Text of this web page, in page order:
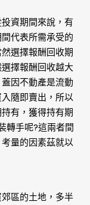
資期間來說，有
代表所需承受的
選擇報酬回收期
擇報酬回收越大
因不動產是流動
隨即賣出，所以
有，獲得持有期
轉手呢?這兩者間
量的因素茲就以
區的土地，多半